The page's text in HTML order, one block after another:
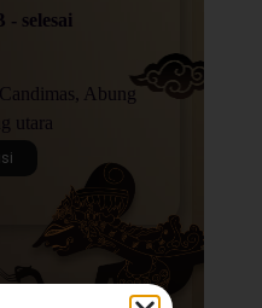
selesai
Abung
utara